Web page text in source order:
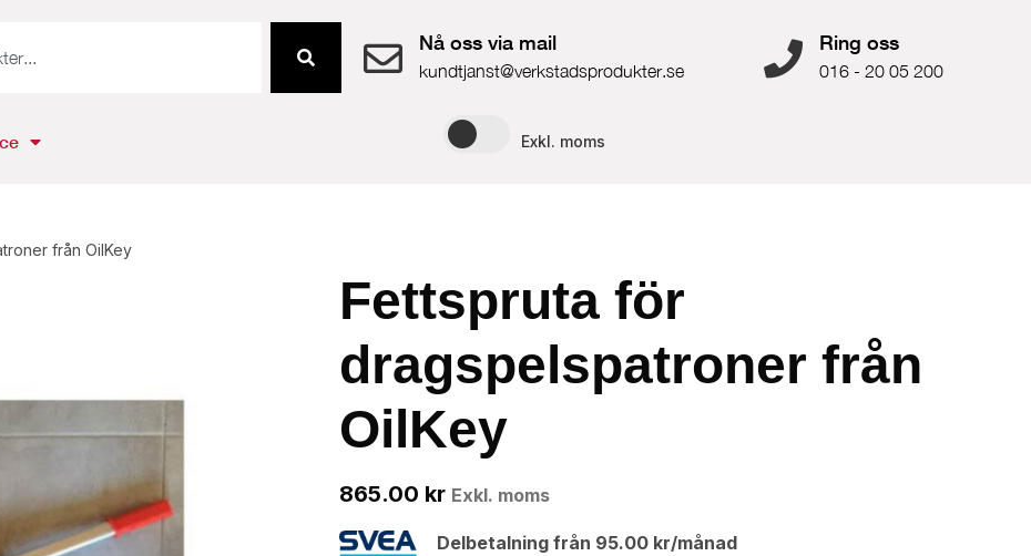
Nå oss via mail
kundtjanst@verkstadsprodukter.se
Ring oss
016 - 20 05 200
Exkl. moms
från OilKey
Delbetalning från 95.00 kr/månad
865.00 kr Exkl. moms
Fettspruta för
dragspelspatroner från
OilKey